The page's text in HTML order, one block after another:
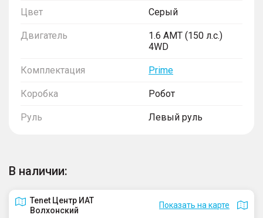
Цвет Серый
Двигатель
1.6 AMT (150 л.с.)
4WD
Комплектация Prime
Коробка Робот
Руль Левый руль
В наличии:
Tenet Центр ИАТ
Волхонский
Показать на карте